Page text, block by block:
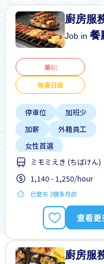
廚房服
Job in餐
兼职
無需日語
停車位
加班少
加薪
外籍員工
女性首選
宿舍部分覆蓋
提供宿舍
支付交通費
早班
ミモミえき (ちばけん)
1,140 - 1,250/hour
已發布 3個多月前
查看更
廚房服